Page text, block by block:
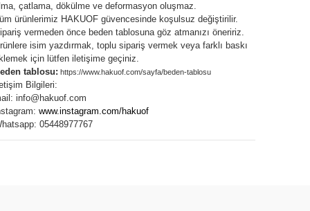
çatlama, dökülme ve deformasyon oluşmaz.
ürünlerimiz HAKUOF güvencesinde koşulsuz değiştirilir.
vermeden önce beden tablosuna göz atmanızı öneririz.
isim yazdırmak, toplu sipariş vermek veya farklı baskı
için lütfen iletişime geçiniz.
tablosu: https://www.hakuof.com/sayfa/beden-tablosu
Bilgileri:
info@hakuof.com
www.instagram.com/hakuof
05448977767